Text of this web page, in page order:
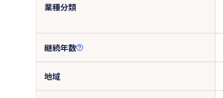
業種分類
継続年数
地域